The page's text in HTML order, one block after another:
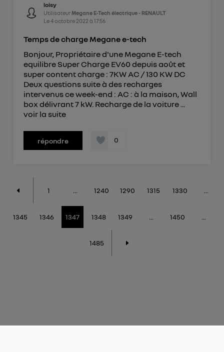
loisy
Utilisateur Megane E-Tech électrique - RENAULT
Le4 octobre 2022 à 17:56
Temps de charge Megane e-tech
Bonjour, Propriétaire d'une Megane E-tech
equilibre Super Charge EV60 depuis août et
super content charge : 7KW AC / 130 KW DC
Deux questions suite à des recharges
intervenus ce week-end : AC : à la maison, Wall
box délivrant 7 kW. Recharge de la voiture ...
voir la suite
répondre 0
1 1240 1290 1315 1330
1345 1346 1347 1348 1349 1450
1485